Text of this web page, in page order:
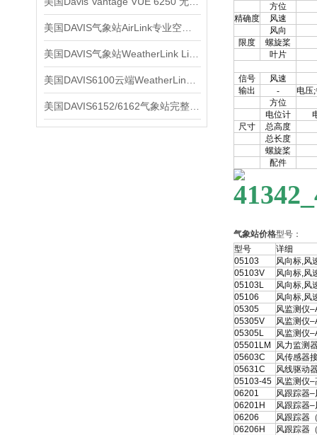
方位
精确度
风速
风向
限度
螺旋桨
叶片
信号
风速
输出
-
电压;
方位
电位计
尺寸
总高度
总长度
螺旋桨
配件
气象站价格型号：
型号
详细
05103
风向标,风
05103V
风向标,风
05103L
风向标,风
05106
风向标,风
05305
风监测仪
05305V
风监测仪
05305L
风监测仪
05501LM
风力监测
05603C
风传感器
05631C
风线驱动
05103-45 风监测仪–
06201
风跟踪器
06201H
风跟踪器
06206
风跟踪器
06206H
风跟踪器